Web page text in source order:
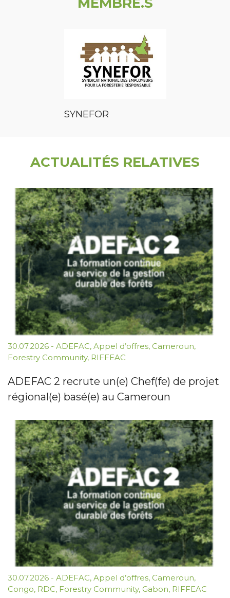
SYNEFOR
ACTUALITÉS RELATIVES
30.07.2026 - ADEFAC, Appel d’offres, Cameroun,
Forestry Community, RIFFEAC
ADEFAC 2 recrute un(e) Chef(fe) de projet
régional(e) basé(e) au Cameroun
30.07.2026 - ADEFAC, Appel d’offres, Cameroun,
Congo, RDC, Forestry Community, Gabon, RIFFEAC